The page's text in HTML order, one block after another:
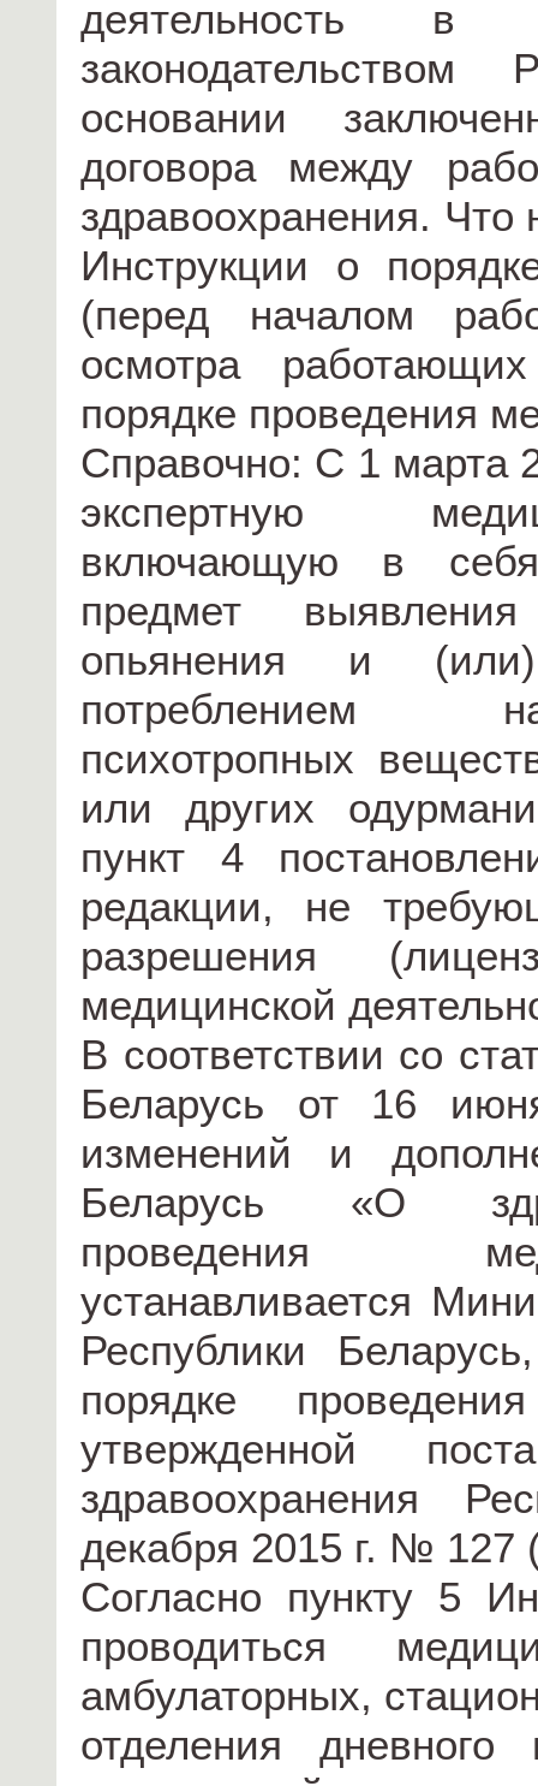
деятельность в
основании
договора между
здравоохранения. Что
Инструкции о
(перед началом
осмотра
порядке проведения
Справочно: С 1 марта
экспертную
включающую в себя
предмет выявления
опьянения и (или)
потреблением
психотропных
или других
пункт 4
редакции, не
разрешения
медицинской
В соответствии со
Беларусь от 16
изменений и
Беларусь «О
проведения
устанавливается
Республики
порядке
утвержденной
здравоохранения
декабря 2015 г. № 127
Согласно пункту 5
проводиться
амбулаторных,
отделения